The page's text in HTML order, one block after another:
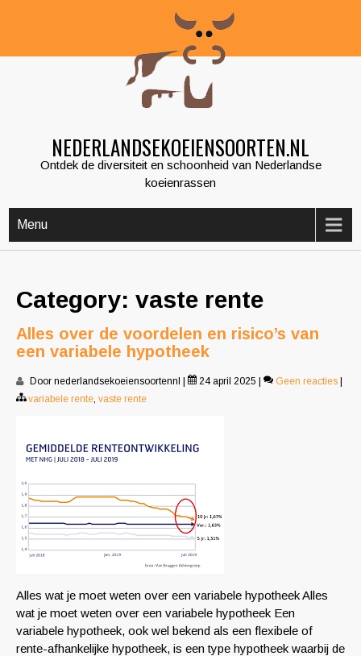
NEDERLANDSEKOEIENSOORTEN.NL
Ontdek de diversiteit en schoonheid van Nederlandse
koeienrassen
Menu
Category: vaste rente
Alles over de voordelen en risico’s van
een variabele hypotheek
Door nederlandsekoeiensoortennl 24 april 2025 Geen reacties
variabele rente, vaste rente
Alles wat je moet weten over een variabele hypotheek Alles
wat je moet weten over een variabele hypotheek Een
variabele hypotheek, ook wel bekend als een flexibele of
rente-afhankelijke hypotheek, is een type hypotheek waarbij de